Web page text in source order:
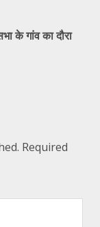
के गांव का दौरा
Required